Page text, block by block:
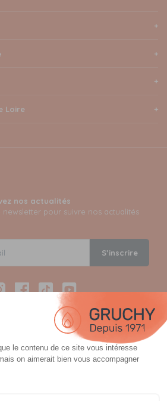
Loire
nos actualités
newsletter pour suivre nos actualités
S’inscrire
Facebook
TikTokYouTube
en 12 fois avec Alma
par 3D Secure et possible en 3,